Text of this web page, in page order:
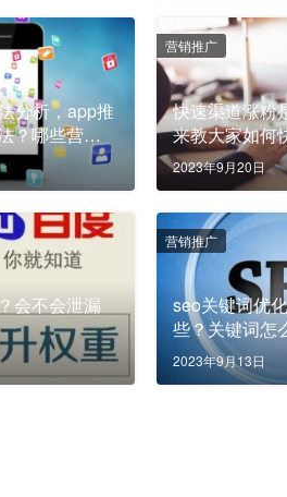
分析，app推
？哪些营销
广？
快速渠道涨粉
来教大家如何
2023年9月20日
营销推广
会不会泄漏
seo关键词优
些？关键词怎
2023年9月13日
营销推广